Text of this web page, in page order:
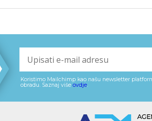
Koristimo Mailchimp kao našu newsletter
obradu. Saznaj više ovdje.